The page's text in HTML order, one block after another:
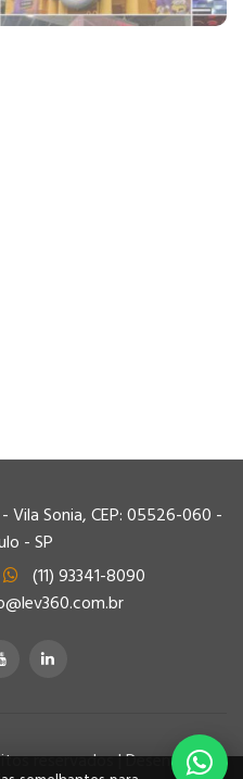
Vila Sonia, CEP: 05526-060 -
- SP
(11) 93341-8090
reservados | Desenvolvido